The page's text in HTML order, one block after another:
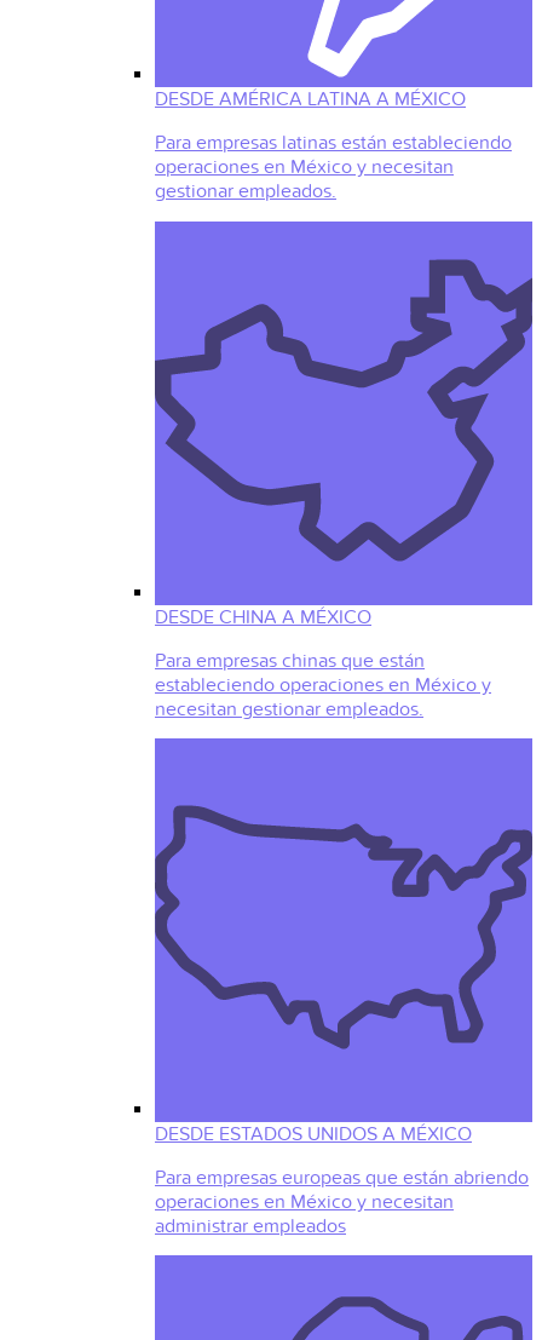
DESDE AMÉRICA LATINA A MÉXICO
Para empresas latinas están estableciendo
operaciones en México y necesitan
gestionar empleados.
DESDE CHINA A MÉXICO
Para empresas chinas que están
estableciendo operaciones en México y
necesitan gestionar empleados.
DESDE ESTADOS UNIDOS A MÉXICO
Para empresas europeas que están abriendo
operaciones en México y necesitan
administrar empleados